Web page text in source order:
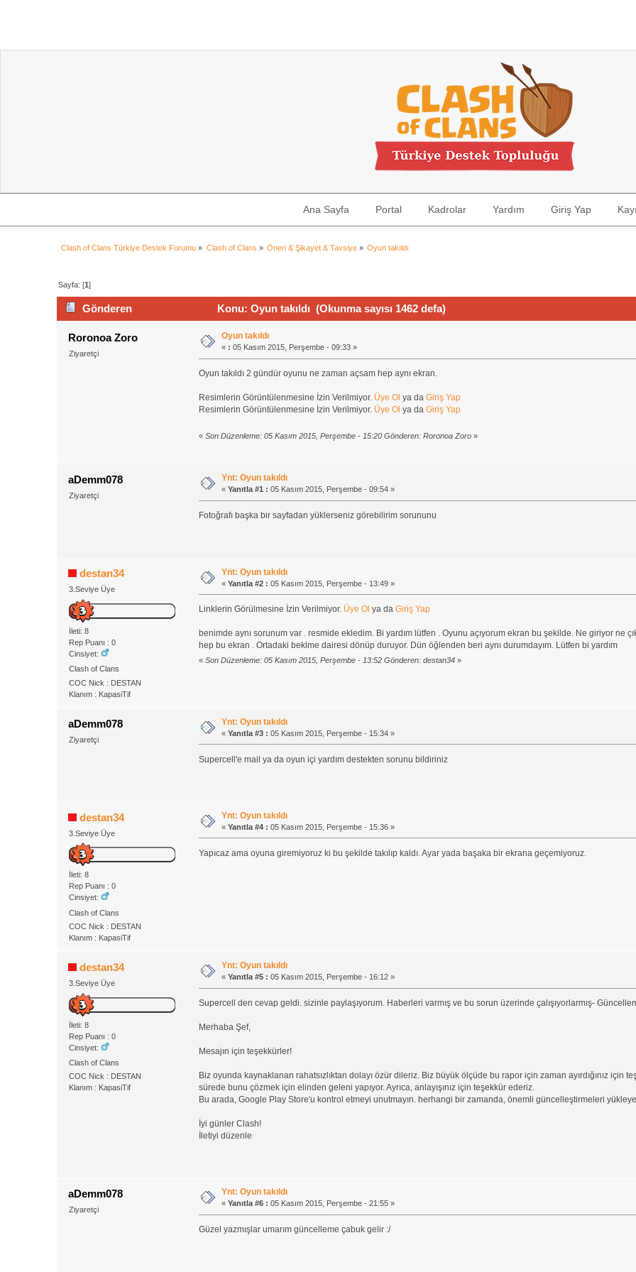
Ana Sayfa Portal Kadrolar Yardım Giriş Yap
Clash of Clans Türkiye Destek Forumu » Clash of Clans » Öneri & Şikayet & Tavsiye» Oyun takıldı
Sayfa: [1]
Gönderen Konu: Oyun takıldı (Okunma sayısı 1462 defa)
Roronoa Zoro
Ziyaretçi
Oyun takıldı
« : 05 Kasım 2015, Perşembe - 09:33 »
Oyun takıldı 2 gündür oyunu ne zaman açsam hep aynı ekran.
Resimlerin Görüntülenmesine İzin Verilmiyor. Üye Ol ya da Giriş Yap
Resimlerin Görüntülenmesine İzin Verilmiyor. Üye Ol ya da Giriş Yap
« Son Düzenleme: 05 Kasım 2015, Perşembe - 15:20 Gönderen: Roronoa Zoro»
aDemm078
Ziyaretçi
Ynt: Oyun takıldı
« Yanıtla #1 : 05 Kasım 2015, Perşembe - 09:54 »
Fotoğrafı başka bir sayfadan yüklerseniz görebilirim sorununu
destan34
3.Seviye Üye
İleti: 8
Rep Puanı : 0
Cinsiyet:
Clash of Clans
COC Nick : DESTAN
Klanım : KapasiTif
Ynt: Oyun takıldı
« Yanıtla #2 : 05 Kasım 2015, Perşembe - 13:49 »
Linklerin Görülmesine İzin Verilmiyor. Üye Ol ya da Giriş Yap
benimde aynı sorunum var . resmide ekledim. Bi yardım lütfen . Oyunu açıyorum ekran bu şekilde. Ne giriyor ne
hep bu ekran . Ortadaki beklme dairesi dönüp duruyor. Dün öğlenden beri aynı durumdayım. Lütfen bi yardım
« Son Düzenleme: 05 Kasım 2015, Perşembe - 13:52 Gönderen: destan34»
aDemm078
Ziyaretçi
Ynt: Oyun takıldı
« Yanıtla #3 : 05 Kasım 2015, Perşembe - 15:34 »
Supercell'e mail ya da oyun içi yardım destekten sorunu bildiriniz
destan34
3.Seviye Üye
İleti: 8
Rep Puanı : 0
Cinsiyet:
Clash of Clans
COC Nick : DESTAN
Klanım : KapasiTif
Ynt: Oyun takıldı
« Yanıtla #4 : 05 Kasım 2015, Perşembe - 15:36 »
Yapıcaz ama oyuna giremiyoruz ki bu şekilde takılıp kaldı. Ayar yada başaka bir ekrana geçemiyoruz.
destan34
3.Seviye Üye
İleti: 8
Rep Puanı : 0
Cinsiyet:
Clash of Clans
COC Nick : DESTAN
Klanım : KapasiTif
Ynt: Oyun takıldı
« Yanıtla #5 : 05 Kasım 2015, Perşembe - 16:12 »
Supercell den cevap geldi. sizinle paylaşıyorum. Haberleri varmış ve bu sorun üzerinde çalışıyorlarmış-
Merhaba Şef,
Mesajın için teşekkürler!
Biz oyunda kaynaklanan rahatsızlıktan dolayı özür dileriz. Biz büyük ölçüde bu rapor için zaman ayırdığınız için
sürede bunu çözmek için elinden geleni yapıyor. Ayrıca, anlayışınız için teşekkür ederiz.
Bu arada, Google Play Store'u kontrol etmeyi unutmayın. herhangi bir zamanda, önemli güncelleştirmeleri
İyi günler Clash!
İletiyi düzenle
aDemm078
Ziyaretçi
Ynt: Oyun takıldı
« Yanıtla #6 : 05 Kasım 2015, Perşembe - 21:55 »
Güzel yazmışlar umarım güncelleme çabuk gelir :/